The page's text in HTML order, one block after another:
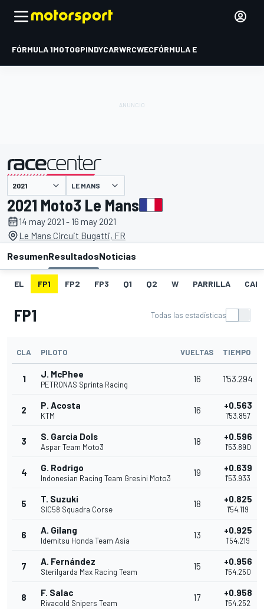
FÓRMULA 1MOTOGPINDYCARWRCWECFÓRMULA E
presentado por LE MANS
2021 Moto3 Le Mans
14 may 2021 - 16 may 2021
Le Mans Circuit Bugatti, FR
ResumenResultadosNoticias
EL FP1 FP2 FP3 Q1 Q2 W PARRILLA
FP1 Todas las estadísticas
CLA PILOTO VUELTAS TIEMPO
1 J. McPhee
PETRONAS Sprinta Racing
16 1'53.294
2 P. Acosta
KTM
16 +0.563
1'53.857
3 S. Garcia Dols
Aspar Team Moto3
18 +0.596
1'53.890
4 G. Rodrigo
Indonesian Racing Team Gresini Moto3
19 +0.639
1'53.933
5 T. Suzuki
SIC58 Squadra Corse
18 +0.825
1'54.119
6 A. Gilang
Idemitsu Honda Team Asia
13 +0.925
1'54.219
7 A. Fernández
Sterilgarda Max Racing Team
15 +0.956
1'54.250
8 F. Salac
Rivacold Snipers Team
17 +0.958
1'54.252